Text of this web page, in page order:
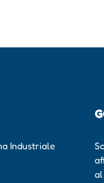
Industriale